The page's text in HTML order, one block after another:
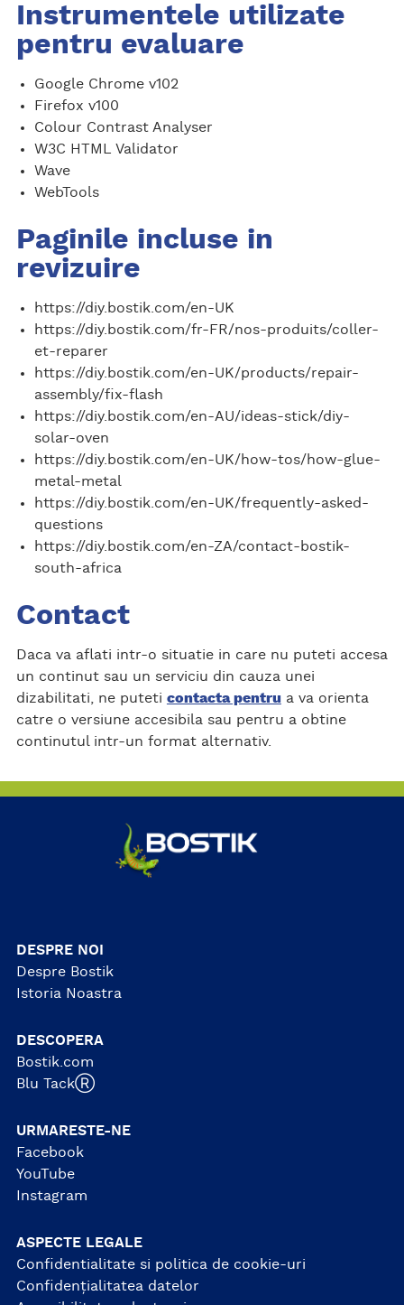
Instrumentele utilizate
pentru evaluare
Google Chrome v102
Firefox v100
Colour Contrast Analyser
W3C HTML Validator
Wave
WebTools
Paginile incluse in
revizuire
https://diy.bostik.com/en-UK
https://diy.bostik.com/fr-FR/nos-produits/coller-
et-reparer
https://diy.bostik.com/en-UK/products/repair-
assembly/fix-flash
https://diy.bostik.com/en-AU/ideas-stick/diy-
solar-oven
https://diy.bostik.com/en-UK/how-tos/how-glue-
metal-metal
https://diy.bostik.com/en-UK/frequently-asked-
questions
https://diy.bostik.com/en-ZA/contact-bostik-
south-africa
Contact
Daca va aflati intr-o situatie in care nu puteti accesa
un continut sau un serviciu din cauza unei
dizabilitati, ne puteti contacta pentrua va orienta
catre o versiune accesibila sau pentru a obtine
continutul intr-un format alternativ.
DESPRE NOI
Despre Bostik
Istoria Noastra
DESCOPERA
Bostik.com
Blu TackⓇ
URMARESTE-NE
Facebook
YouTube
Instagram
ASPECTE LEGALE
Confidentialitate si politica de cookie-uri
Confidențialitatea datelor